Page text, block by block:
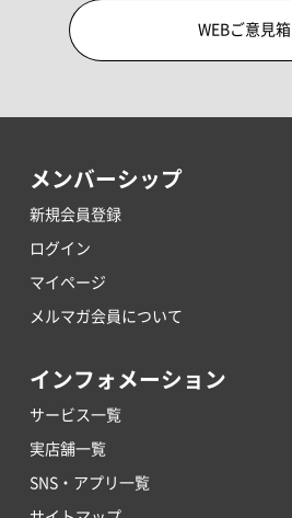
WEBご意見箱
メンバーシップ
新規会員登録
ログイン
マイページ
メルマガ会員について
インフォメーション
サービス一覧
実店舗一覧
SNS・アプリ一覧